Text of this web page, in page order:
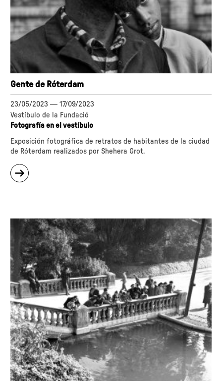
Gente de Róterdam
23/05/2023 —17/09/2023
Vestíbulo de la Fundació
Fotografía en el vestíbulo
Exposición fotográfica de retratos de habitantes de la ciudad
de Róterdam realizados por Shehera Grot.